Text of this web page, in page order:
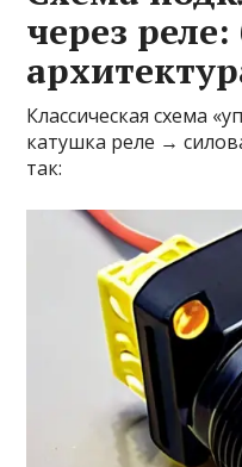
через
Классическая схема
катушка реле →
так: